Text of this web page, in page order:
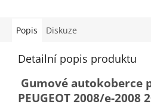
Popis Diskuze
Detailní popis produktu
Gumové autokoberce
PEUGEOT 2008/e-2008